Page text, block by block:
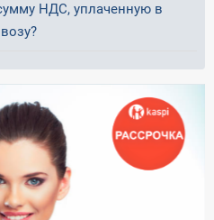
НДС, уплаченную в